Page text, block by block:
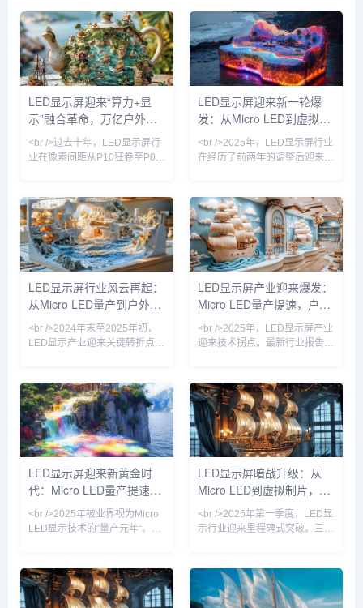
量转移与修复工艺的瓶颈，将
Micro LED芯片的良率提升至
99.9%以上。与传统的LCD和
OLED相比，Micro LED在亮
度、响应速度和功耗方面展现出
碾压性优势，尤其在户外大屏和
高端商用显示领域，其亮度可达
20000尼特以上，即使正午阳光
电影屏，传统LCD和OLED的统
治地位正被悄然撼动。据最新行
业报告显示，2025年全球LED
显示屏市场规模预计突破120亿
美元，其中Mini LED背光产品
出货量同比增长超200%，而
Micro LED虽未完全量产，但其
在AR眼镜、车载显示等细分领
LED显示屏迎来“算力+显
示”融合革命，万亿户外媒
体市场重新洗牌
<br />过去十年，LED显示屏行
业在像素间距从P10狂卷至P0.9
示，行业正在经历一场由“芯片
倒装+COB集成封装”驱动的根本
性变革。多家头部厂商已实现
P0.4以下Micro LED显示屏的良
率突破，单位成本较2023年下
降近60%。在深圳举行的国际
LED展上，一款采用玻璃基板的
透明Micro LED屏惊艳全场——
LED显示屏迎来新一轮爆
发：从Micro LED到虚拟拍
摄，产业格局正在重塑
<br />2025年，LED显示屏行业
在经历了前两年的调整后迎来强
场规模预计突破120亿美元，同
比增长18%。这一增长背后，是
Mini/Micro LED技术的加速商
用、虚拟制作（Virtual
Production）需求的爆发，以及
户外裸眼3D大屏的普及。从上
游芯片到下游应用，产业链各环
节都在经历一场深刻的效率革
LED显示屏行业风云再起：
从Micro LED量产到户外广
告新蓝海，一场显示革命正
在进行
<br />2024年末至2025年初，
LED显示产业迎来关键转折点。
和超大尺寸无缝拼接屏，像素间
距突破P0.3以下，亮度与寿命较
传统OLED提升数倍。多家设备
厂商透露，巨量转移良率已从去
年不足90%提升至99.99%，成
本骤降60%。这意味着Micro
LED不再只是实验室里的奢侈
品，而是开始进入高端商用显示
LED显示屏产业迎来爆发：
Micro LED量产提速，户外
广告迈向万亿级市场
<br />2025年，LED显示屏产业
迎来技术拐点。最新行业报告显
小时200万颗，远超此前业界预
期。三星、索尼、京东方等巨头
相继发布新一代Micro LED显示
屏，像素间距下探至P0.3以下，
亮度却提升至5000nit以上。这
意味着，在户外强光环境下，
Micro LED依然能呈现细腻画
质，彻底解决了传统LCD和
LED显示屏迎来新黄金时
代：Micro LED量产提速与
户外广告数字化浪潮重塑产
业格局
<br />2025年被业界视为Micro
LED显示技术的“量产元年”。最
华灿光电等企业在Micro LED芯
片巨量转移技术上取得突破性进
展，良率从去年不足60%提升至
LED显示屏暗战升级：从
Micro LED到虚拟制片，一
场改写视觉产业的万亿赛道
竞速
<br />2025年第一季度，LED显
示行业迎来里程碑式突破。三
99.9%，像素间距突破P0.3极
限，而单位成本较三年前下降逾
60%。这意味着曾被视作“下一